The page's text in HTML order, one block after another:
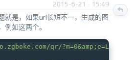
2015-6-21 · 15:49
就是，如果url长短不一，生成的图
例如这两个。
qr/